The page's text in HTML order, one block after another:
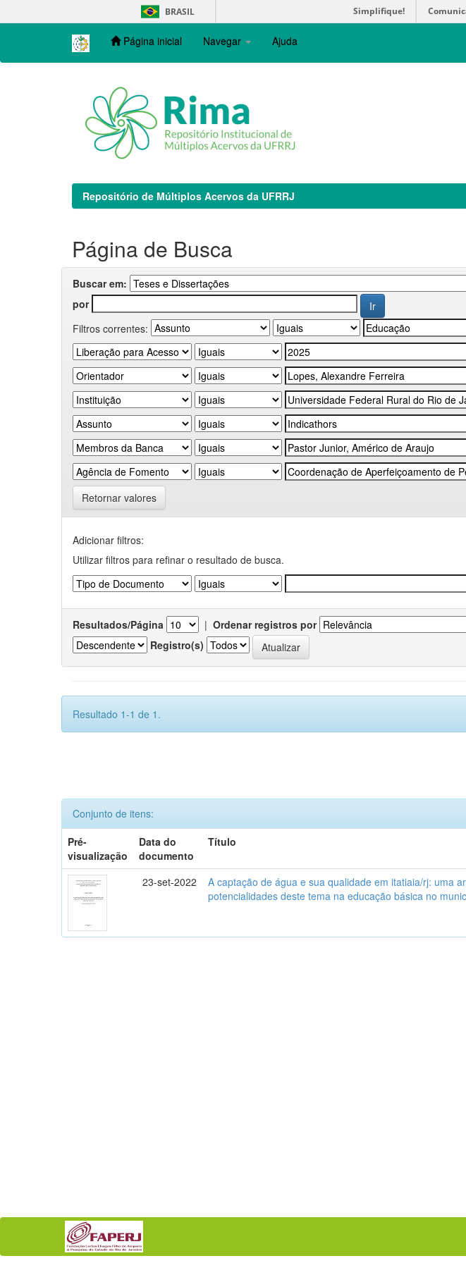
navigation
BRASIL Simplifique!
Página inicial Navegar Ajuda
Repositório de Múltiplos Acervos da UFRRJ
Página de Busca
Buscar em:
por
Filtros correntes:
Retornar valores
Adicionar filtros:
Utilizar filtros para refinar o resultado de busca.
Resultados/Página | Ordenar registros por
Registro(s)
Resultado 1-1 de 1.
Conjunto de itens:
Pré-
visualização
Data do
documento
Título
23-set-2022
A captação de água e sua qualidade em itatiaia/rj: uma
potencialidades deste tema na educação básica no